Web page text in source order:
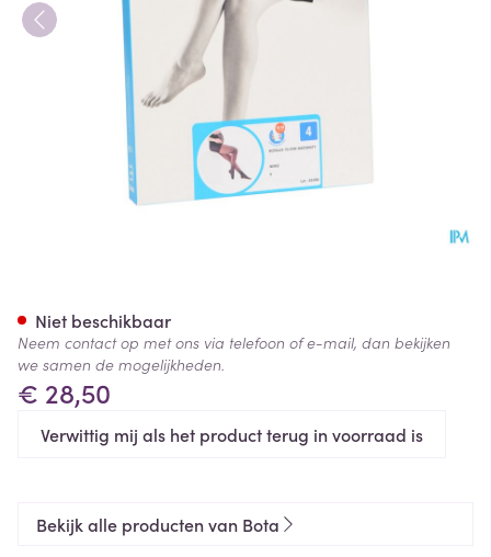
€ 28,50
Verwittig mij als het product terug in voorraad is
Niet beschikbaar
Neem contact op met ons via telefoon of e-mail, dan bekijken
we samen de mogelijkheden.
Bekijk alle producten van Bota